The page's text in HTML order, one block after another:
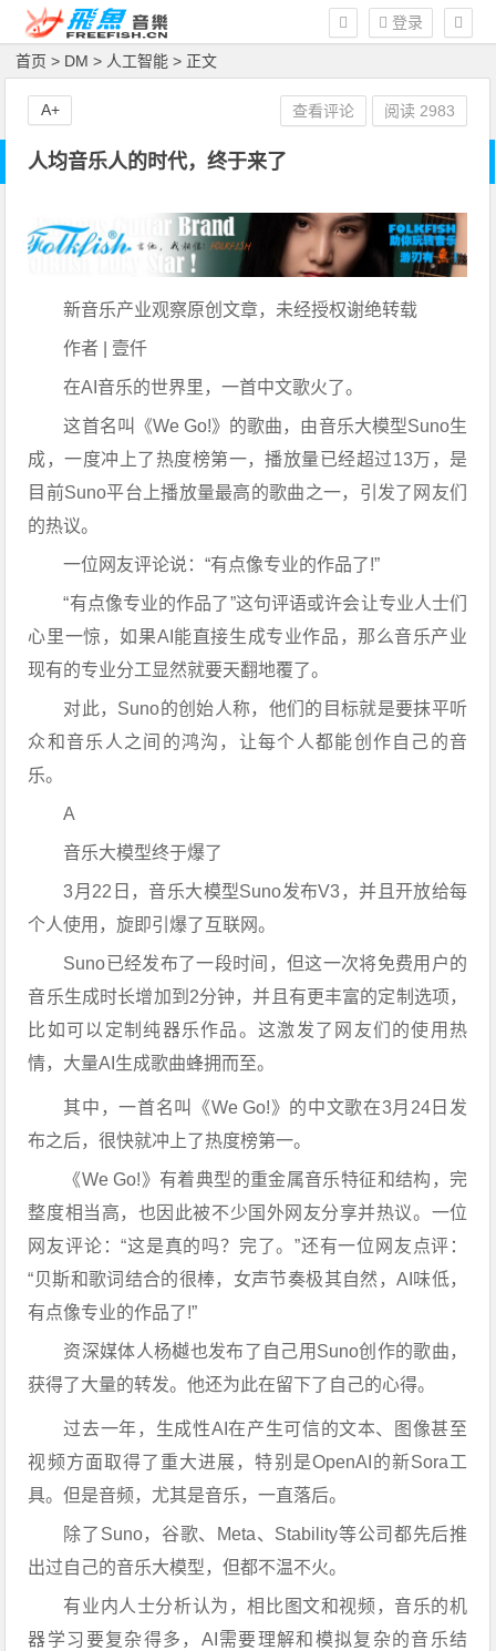
登录
首页 > DM > 人工智能 > 正文
人均音乐人的时代，终于来了
新音乐产业观察原创文章，未经授权谢绝转载
作者 | 壹仟
在AI音乐的世界里，一首中文歌火了。
这首名叫《We Go!》的歌曲，由音乐大模型Suno生
成，一度冲上了热度榜第一，播放量已经超过13万，是
目前Suno平台上播放量最高的歌曲之一，引发了网友们
的热议。
一位网友评论说：“有点像专业的作品了!”
“有点像专业的作品了”这句评语或许会让专业人士们
心里一惊，如果AI能直接生成专业作品，那么音乐产业
现有的专业分工显然就要天翻地覆了。
对此，Suno的创始人称，他们的目标就是要抹平听
众和音乐人之间的鸿沟，让每个人都能创作自己的音
乐。
A
音乐大模型终于爆了
3月22日，音乐大模型Suno发布V3，并且开放给每
个人使用，旋即引爆了互联网。
Suno已经发布了一段时间，但这一次将免费用户的
音乐生成时长增加到2分钟，并且有更丰富的定制选项，
比如可以定制纯器乐作品。这激发了网友们的使用热
情，大量AI生成歌曲蜂拥而至。
其中，一首名叫《We Go!》的中文歌在3月24日发
布之后，很快就冲上了热度榜第一。
《We Go!》有着典型的重金属音乐特征和结构，完
整度相当高，也因此被不少国外网友分享并热议。一位
网友评论：“这是真的吗？完了。”还有一位网友点评：
“贝斯和歌词结合的很棒，女声节奏极其自然，AI味低，
有点像专业的作品了!”
资深媒体人杨樾也发布了自己用Suno创作的歌曲，
获得了大量的转发。他还为此在留下了自己的心得。
过去一年，生成性AI在产生可信的文本、图像甚至
视频方面取得了重大进展，特别是OpenAI的新Sora工
具。但是音频，尤其是音乐，一直落后。
除了Suno，谷歌、Meta、Stability等公司都先后推
出过自己的音乐大模型，但都不温不火。
有业内人士分析认为，相比图文和视频，音乐的机
器学习要复杂得多，AI需要理解和模拟复杂的音乐结
查看评论 阅读 2983
A+